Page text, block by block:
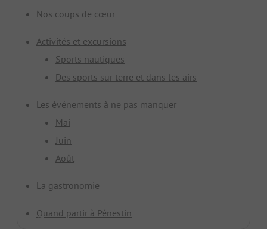
Nos coups de cœur
Activités et excursions
Sports nautiques
Des sports sur terre et dans les airs
Les événements à ne pas manquer
Mai
Juin
Août
La gastronomie
Quand partir à Pénestin